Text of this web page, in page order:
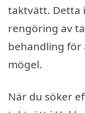
taktvätt. Detta
rengöring av
behandling
mögel.
När du söker